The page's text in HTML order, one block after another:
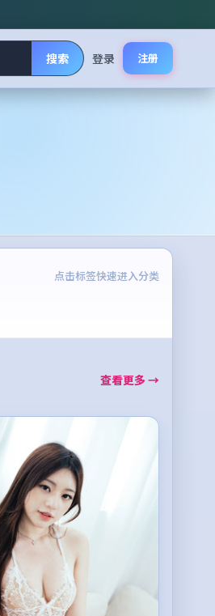
搜索 登录 注册
点击标签快速进入分类
查看更多 →